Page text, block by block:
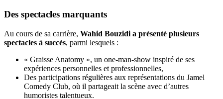
Des spectacles marquants
Au cours de sa carrière, Wahid Bouzidi a présenté plusieurs
spectacles à succès, parmi lesquels :
« Graisse Anatomy », un one-man-show inspiré de ses
expériences personnelles et professionnelles,
Des participations régulières aux représentations du Jamel
Comedy Club, où il partageait la scène avec d’autres
humoristes talentueux.